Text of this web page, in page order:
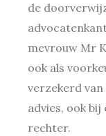
de
mevrouw Mr
ook als
verzekerd
advies, ook
rechter.